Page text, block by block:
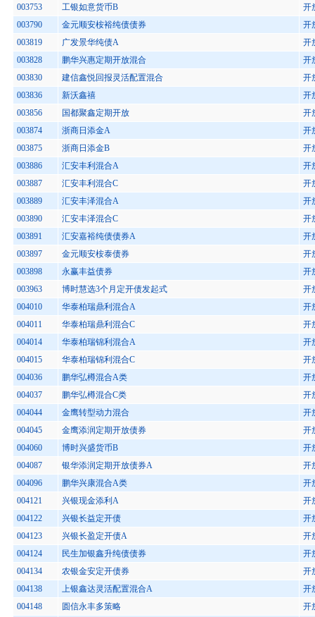
003753
工银如意货币B
开
003790
金元顺安桉裕纯债债券
开
003819
广发景华纯债A
开
003828
鹏华兴惠定期开放混合
开
003830
建信鑫悦回报灵活配置混合
开
003836
新沃鑫禧
开
003856
国都聚鑫定期开放
开
003874
浙商日添金A
开
003875
浙商日添金B
开
003886
汇安丰利混合A
开
003887
汇安丰利混合C
开
003889
汇安丰泽混合A
开
003890
汇安丰泽混合C
开
003891
汇安嘉裕纯债债券A
开
003897
金元顺安桉泰债券
开
003898
永赢丰益债券
开
003963
博时慧选3个月定开债发起式
开
004010
华泰柏瑞鼎利混合A
开
004011
华泰柏瑞鼎利混合C
开
004014
华泰柏瑞锦利混合A
开
004015
华泰柏瑞锦利混合C
开
004036
鹏华弘樽混合A类
开
004037
鹏华弘樽混合C类
开
004044
金鹰转型动力混合
开
004045
金鹰添润定期开放债券
开
004060
博时兴盛货币B
开
004087
银华添润定期开放债券A
开
004096
鹏华兴康混合A类
开
004121
兴银现金添利A
开
004122
兴银长益定开债
开
004123
兴银长盈定开债A
开
004124
民生加银鑫升纯债债券
开
004134
农银金安定开债券
开
004138
上银鑫达灵活配置混合A
开
004148
圆信永丰多策略
开